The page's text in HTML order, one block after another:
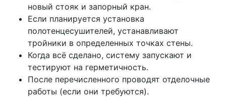
новый стояк и запорный кран.
Если планируется установка
полотенцесушителей, устанавливают
тройники в определенных точках стены.
Когда всё сделано, систему запускают и
тестируют на герметичность.
После перечисленного проводят отделочные
работы (если они требуются).